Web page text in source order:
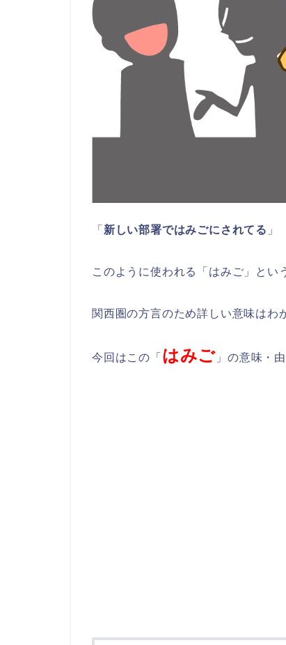
「 新しい部署ではみごにされてる 」
このように使われる「はみご」とい
関西圏の方言のため詳しい意味はわ
今回はこの「 はみご 」の意味・